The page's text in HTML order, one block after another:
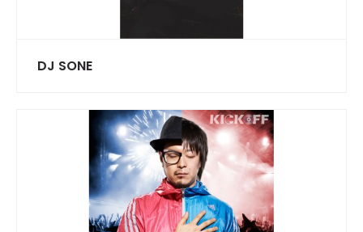
DJ SONE